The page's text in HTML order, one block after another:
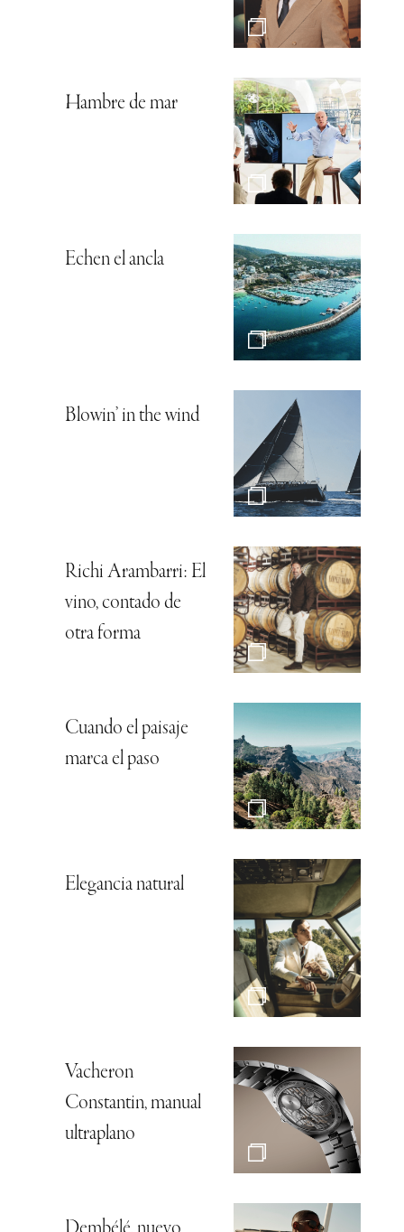
Hambre de mar
Echen el ancla
Blowin’ in the wind
Richi Arambarri: El
vino, contado de
otra forma
Cuando el paisaje
marca el paso
Elegancia natural
Vacheron
Constantin, manual
ultraplano